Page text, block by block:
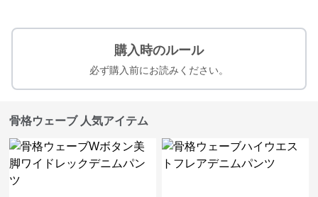
購入時のルール
必ず購入前にお読みください。
骨格ウェーブ 人気アイテム